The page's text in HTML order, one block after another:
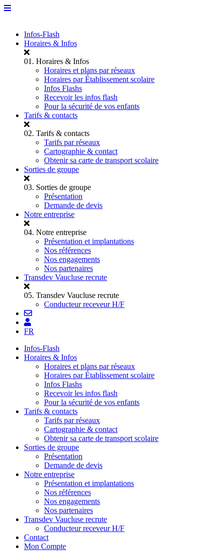
Infos-Flash
Horaires & Infos
01. Horaires & Infos
Horaires et plans par réseaux
Horaires par Établissement scolaire
Infos Flashs
Recevoir les infos flash
Pour la sécurité de vos enfants
Tarifs & contacts
02. Tarifs & contacts
Tarifs par réseaux
Cartographie & contact
Obtenir sa carte de transport scolaire
Sorties de groupe
03. Sorties de groupe
Présentation
Demande de devis
Notre entreprise
04. Notre entreprise
Présentation et implantations
Nos références
Nos engagements
Nos partenaires
Transdev Vaucluse recrute
05. Transdev Vaucluse recrute
Conducteur receveur H/F
FR
Infos-Flash
Horaires & Infos
Horaires et plans par réseaux
Horaires par Établissement scolaire
Infos Flashs
Recevoir les infos flash
Pour la sécurité de vos enfants
Tarifs & contacts
Tarifs par réseaux
Cartographie & contact
Obtenir sa carte de transport scolaire
Sorties de groupe
Présentation
Demande de devis
Notre entreprise
Présentation et implantations
Nos références
Nos engagements
Nos partenaires
Transdev Vaucluse recrute
Conducteur receveur H/F
Contact
Mon Compte